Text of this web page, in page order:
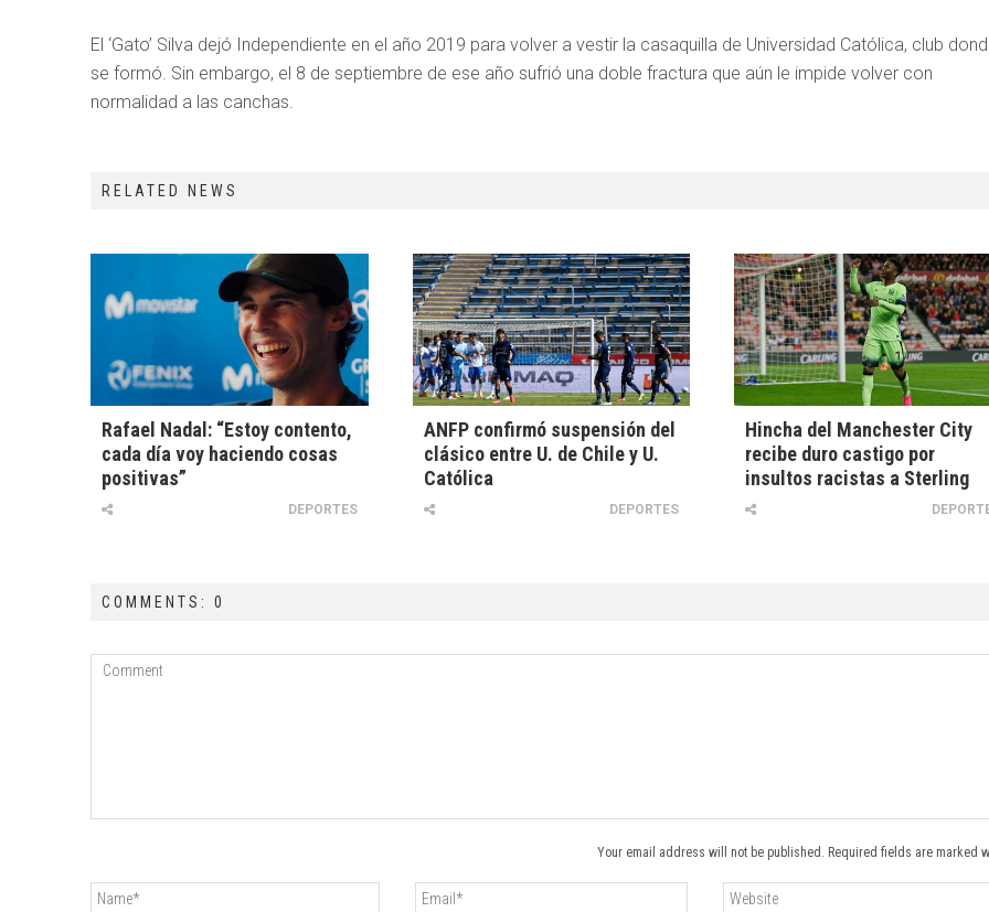
El ‘Gato’ Silva dejó Independiente en el año 2019 para volver a vestir la casaquilla de Universidad Católica, club
se formó. Sin embargo, el 8 de septiembre de ese año sufrió una doble fractura que aún le impide volver con
normalidad a las canchas.
RELATED NEWS
Rafael Nadal: “Estoy contento,
cada día voy haciendo cosas
positivas”
DEPORTES
ANFP confirmó suspensión del
clásico entre U. de Chile y U.
Católica
DEPORTES
Hincha del Manchester City
recibe duro castigo por
insultos racistas a Sterling
COMMENTS: 0
Your email address will not be published. Required fields are marked